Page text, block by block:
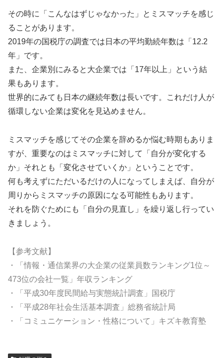
その時に「こんなはずじゃなかった」とミスマッチを感じ
ることがあります。
2019年の国税庁の調査では日本の平均勤続年数は「12.2
年」です。
また、企業別にみると大企業では「17年以上」という結
果もあります。
世界的にみても日本の継続年数は長いです。これだけ人が
循環しない企業は変化を見込めません。
ミスマッチを感じてその企業を辞めるか悩む時期もありま
すが、重要なのはミスマッチに対して「自分が変化する
か」それとも「変化させていくか」ということです。
何も考えずにただいるだけの人になってしまえば、自分が
周りからミスマッチの原因になる可能性もあります。
それを防ぐためにも「自分の見直し」を繰り返し行ってい
きましょう。
【参考文献】
・「情報・通信業界の大企業の従業員数ランキング1位～
473位の会社一覧」年収ランキング
・「平成30年度民間給与実態統計調査」国税庁
・「平成28年社会生活基本調査」総務省統計局
・「コミュニケーション・性格について」キズキ教育塾